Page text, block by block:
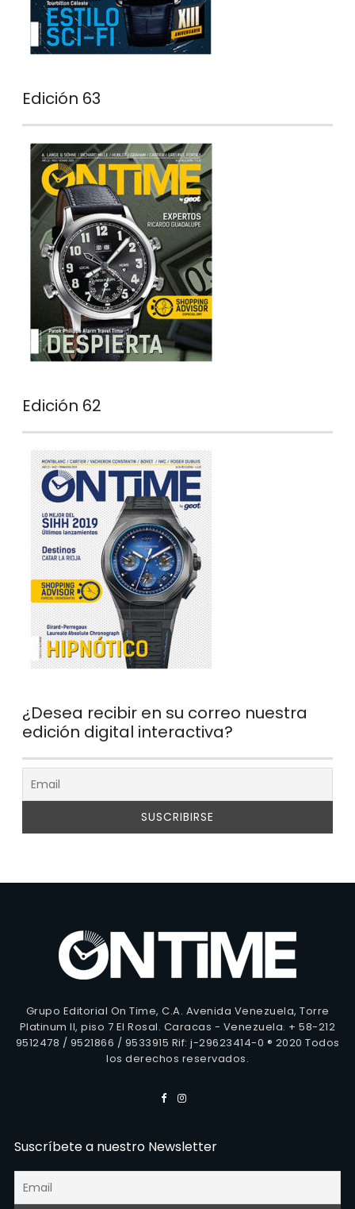
Edición 63
Edición 62
¿Desea recibir en su correo nuestra
edición digital interactiva?
Grupo Editorial On Time, C.A. Avenida Venezuela, Torre
Platinum II, piso 7 El Rosal. Caracas - Venezuela. + 58-212
9512478 / 9521866 / 9533915 Rif: j-29623414-0 ® 2020 Todos
los derechos reservados.
Suscríbete a nuestro Newsletter